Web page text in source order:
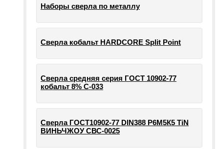
Наборы сверла по металлу
Сверла кобальт HARDCORE Split Point
Сверла средняя серия ГОСТ 10902-77
кобальт 8% С-033
Сверла ГОСТ10902-77 DIN388 Р6М5К5 TiN
ВИНЬЧЖОУ СВС-0025